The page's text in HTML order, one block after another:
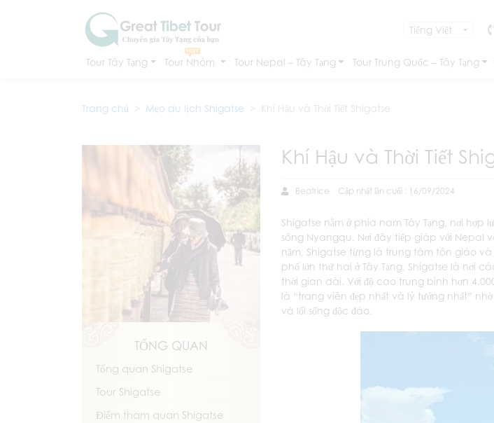
Tour Tây Tạng Tour Nhóm Tour Nepal – Tây Tạng Tour Trung Quốc – Tây Tạng
Trang chủ Mẹo du lịch Shigatse Khí Hậu và Thời Tiết Shigatse
TỔNG QUAN
Tổng quan Shigatse
Tour Shigatse
Điểm tham quan Shigatse
Khí Hậu và Thời Tiết
Beatrice Cập nhật lần cuối : 16/09/2024
Shigatse nằm ở phía nam Tây Tạng, nơi hợp
sông Nyangqu. Nơi đây tiếp giáp với Nepal
năm, Shigatse từng là trung tâm tôn giáo
phố lớn thứ hai ở Tây Tạng, Shigatse là nơi
thời gian dài. Với độ cao trung bình hơn
là “trang viên đẹp nhất và lý tưởng nhất”
và lối sống độc đáo.